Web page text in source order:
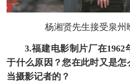
杨湘贤先生接受泉州
3.福建电影制片厂在
于什么原因？您在此时又是
当摄影记者的？